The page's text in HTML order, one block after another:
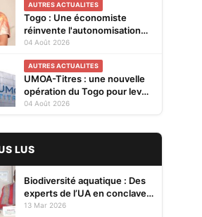
restitués à Lomé
AUTRES ACTUALITES
Togo : Une économiste
réinvente l'autonomisation
des femmes à Kévé Edzi
04 Août 2026
AUTRES ACTUALITES
UMOA-Titres : une nouvelle
opération du Togo pour lever
20 milliards FCFA
04 Août 2026
LUS
Biodiversité aquatique : Des
experts de l’UA en conclave à
Lomé pour renforcer la
13 Mar 2026